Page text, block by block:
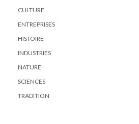
CULTURE
ENTREPRISES
HISTOIRE
INDUSTRIES
NATURE
SCIENCES
TRADITION